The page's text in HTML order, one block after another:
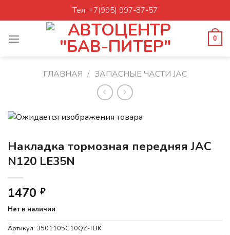
to
Тел: +7(995) 997-87-57
0
ГЛАВНАЯ / ЗАПАСНЫЕ ЧАСТИ JAC
Накладка тормозная передняя JAC
N120 LE35N
1470 ₽
Нет в наличии
Артикул: 3501105C10QZ-TBK